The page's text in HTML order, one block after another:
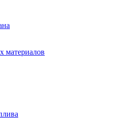
материалов